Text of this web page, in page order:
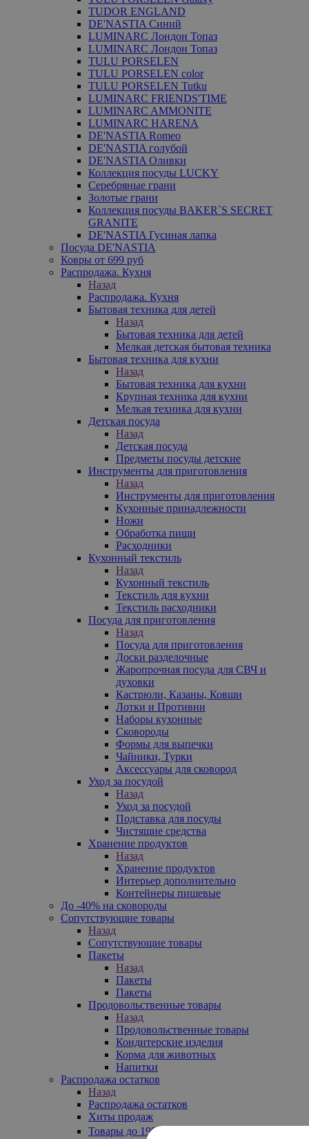
TUDOR ENGLAND
DE'NASTIA Синий
LUMINARC Лондон Топаз
LUMINARC Лондон Топаз
TULU PORSELEN
TULU PORSELEN color
TULU PORSELEN Tutku
LUMINARC FRIENDS'TIME
LUMINARC AMMONITE
LUMINARC HARENA
DE'NASTIA Romeo
DE'NASTIA голубой
DE'NASTIA Оливки
Коллекция посуды LUCKY
Серебряные грани
Золотые грани
Коллекция посуды BAKER`S SECRET
GRANITE
DE'NASTIA Гусиная лапка
Посуда DE'NASTIA
Ковры от 699 руб
Распродажа. Кухня
Назад
Распродажа. Кухня
Бытовая техника для детей
Назад
Бытовая техника для детей
Мелкая детская бытовая техника
Бытовая техника для кухни
Назад
Бытовая техника для кухни
Крупная техника для кухни
Мелкая техника для кухни
Детская посуда
Назад
Детская посуда
Предметы посуды детские
Инструменты для приготовления
Назад
Инструменты для приготовления
Кухонные принадлежности
Ножи
Обработка пищи
Расходники
Кухонный текстиль
Назад
Кухонный текстиль
Текстиль для кухни
Текстиль расходники
Посуда для приготовления
Назад
Посуда для приготовления
Доски разделочные
Жаропрочная посуда для СВЧ и
духовки
Кастрюли, Казаны, Ковши
Лотки и Противни
Наборы кухонные
Сковороды
Формы для выпечки
Чайники, Турки
Аксессуары для сковород
Уход за посудой
Назад
Уход за посудой
Подставка для посуды
Чистящие средства
Хранение продуктов
Назад
Хранение продуктов
Интерьер дополнительно
Контейнеры пищевые
До -40% на сковороды
Сопутствующие товары
Назад
Сопутствующие товары
Пакеты
Назад
Пакеты
Пакеты
Продовольственные товары
Назад
Продовольственные товары
Кондитерские изделия
Корма для животных
Напитки
Распродажа остатков
Назад
Распродажа остатков
Хиты продаж
Товары до 199₽